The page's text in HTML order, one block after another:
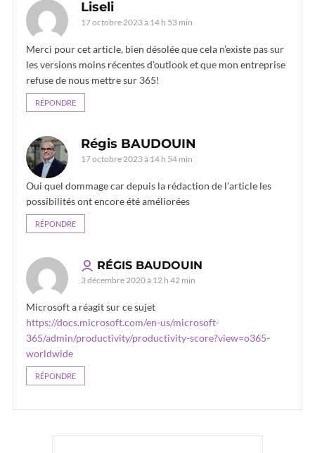
Liseli
17 octobre 2023 à 14 h 53 min
Merci pour cet article, bien désolée que cela n’existe pas sur
les versions moins récentes d’outlook et que mon entreprise
refuse de nous mettre sur 365!
RÉPONDRE
Régis BAUDOUIN
17 octobre 2023 à 14 h 54 min
Oui quel dommage car depuis la rédaction de l’article les
possibilités ont encore été améliorées
RÉPONDRE
RÉGIS BAUDOUIN
3 décembre 2020 à 12 h 42 min
Microsoft a réagit sur ce sujet
https://docs.microsoft.com/en-us/microsoft-
365/admin/productivity/productivity-score?view=o365-
worldwide
RÉPONDRE